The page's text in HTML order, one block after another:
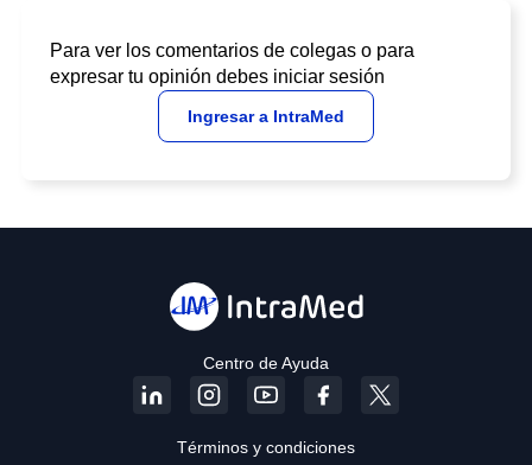
Para ver los comentarios de colegas o para
expresar tu opinión debes iniciar sesión
Ingresar a IntraMed
Centro de Ayuda
Términos y condiciones